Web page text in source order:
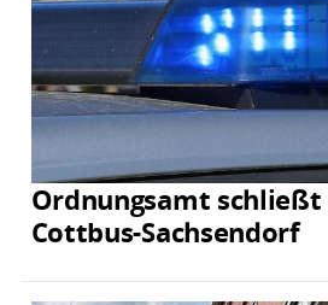
Ordnungsamt schließt
Cottbus-Sachsendorf